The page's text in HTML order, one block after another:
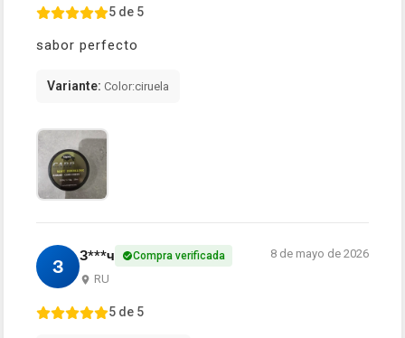
5 de 5
sabor perfecto
Variante: Color:ciruela
З З***ч Compra verificada
RU
8 de mayo de 2026
5 de 5